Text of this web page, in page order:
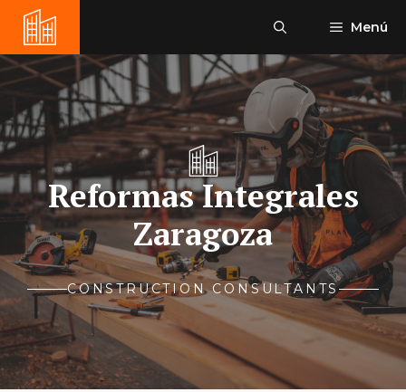
Saltar
contenido
Menú
Reformas Integrales
Zaragoza
CONSTRUCTION CONSULTANTS